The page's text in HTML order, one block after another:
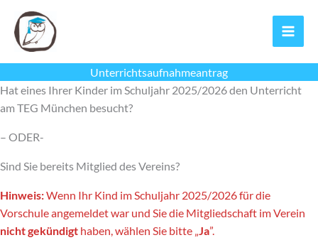
Inhalt
springen
Unterrichtsaufnahmeantrag
Hat eines Ihrer Kinder im Schuljahr 2025/2026 den Unterricht
am TEG München besucht?
– ODER-
Sind Sie bereits Mitglied des Vereins?
Hinweis:Wenn Ihr Kind im Schuljahr 2025/2026 für die
Vorschule angemeldet war und Sie die Mitgliedschaft im Verein
nicht gekündigt haben, wählen Sie bitte „ Ja”.